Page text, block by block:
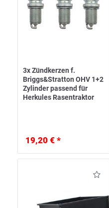
3x Zündkerzen f.
Briggs&Stratton OHV 1+2
Zylinder passend für
Herkules Rasentraktor
19,20 € *